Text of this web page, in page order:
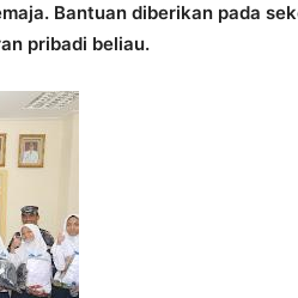
Bantuan diberikan pada
pribadi beliau.